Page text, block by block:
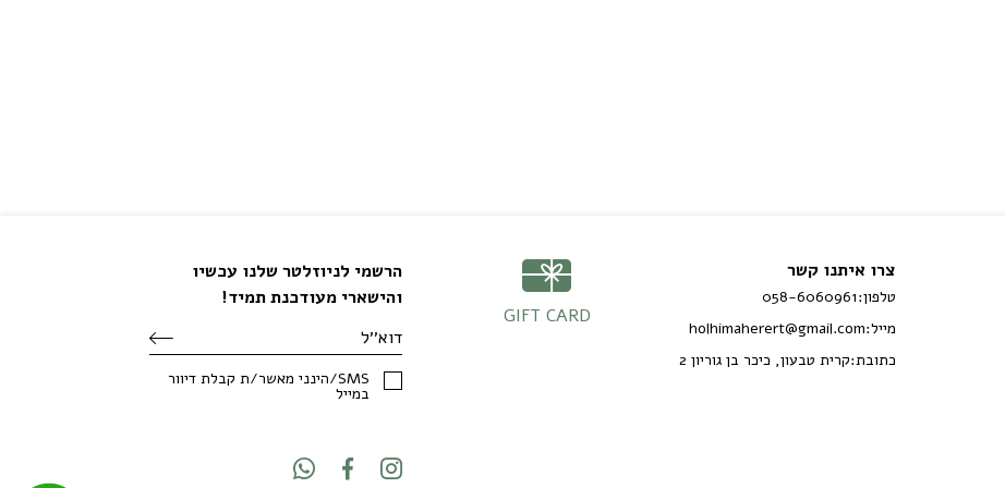
צרו איתנו קשר
טלפון:058-6060961
מייל:holhimaherert@gmail.com
כתובת:קרית טבעון, כיכר בן גוריון 2
GIFT CARD
הרשמי לניוזלטר שלנו עכשיו
והישארי מעודכנת תמיד!
SMS/הינני מאשר/ת קבלת דיוור
במייל